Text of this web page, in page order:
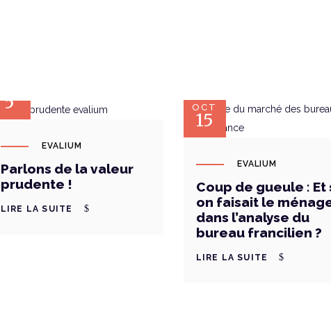
5
EVALIUM
Parlons de la valeur
prudente !
LIRE LA SUITE
OCT
15
EVALIUM
Coup de gueule : Et
on faisait le
dans l’analyse du
bureau francilien ?
LIRE LA SUITE